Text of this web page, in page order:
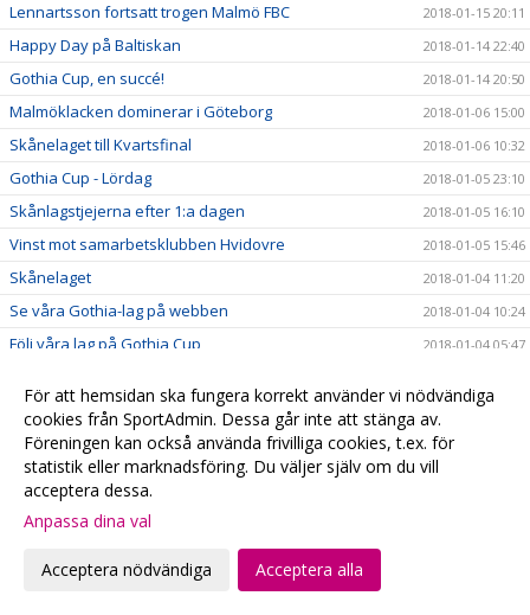
Lennartsson fortsatt trogen Malmö FBC 2018-01-15 20:11
Happy Day på Baltiskan 2018-01-14 22:40
Gothia Cup, en succé! 2018-01-14 20:50
Malmöklacken dominerar i Göteborg 2018-01-06 15:00
Skånelaget till Kvartsfinal 2018-01-06 10:32
Gothia Cup - Lördag 2018-01-05 23:10
Skånlagstjejerna efter 1:a dagen 2018-01-05 16:10
Vinst mot samarbetsklubben Hvidovre 2018-01-05 15:46
Skånelaget 2018-01-04 11:20
Se våra Gothia-lag på webben 2018-01-04 10:24
Följ våra lag på Gothia Cup 2018-01-04 05:47
God Jul & Gott Nytt År 2017-12-23 20:13
Kansliet håller stängd 2017-12-22 20:28
Hyllade VM-hjältar 2017-12-22 00:15
Julklappstips 2 - Hushållsnära tjänster till medlemspriser
Målvaktsträning
För att hemsidan ska fungera korrekt använder vi nödvändiga
cookies från SportAdmin. Dessa går inte att stänga av.
Föreningen kan också använda frivilliga cookies, t.ex. för
statistik eller marknadsföring. Du väljer själv om du vill
acceptera dessa.
Anpassa dina val
Acceptera nödvändiga Acceptera alla